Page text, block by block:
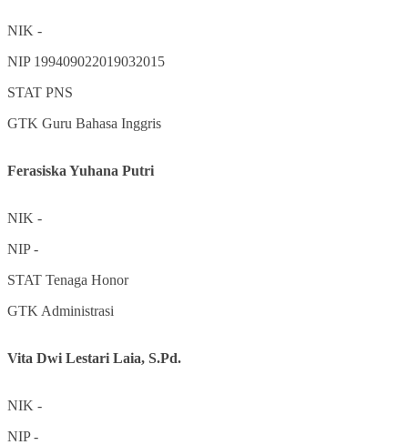
NIK -
NIP 199409022019032015
STAT PNS
GTK Guru Bahasa Inggris
Ferasiska Yuhana Putri
NIK -
NIP-
STAT Tenaga Honor
GTK Administrasi
Vita Dwi Lestari Laia, S.Pd.
NIK -
NIP-